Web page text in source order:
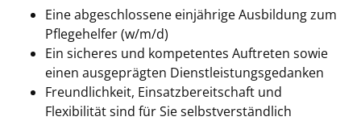
Eine abgeschlossene einjährige Ausbildung zum
Pflegehelfer (w/m/d)
Ein sicheres und kompetentes Auftreten sowie
einen ausgeprägten Dienstleistungsgedanken
Freundlichkeit, Einsatzbereitschaft und
Flexibilität sind für Sie selbstverständlich